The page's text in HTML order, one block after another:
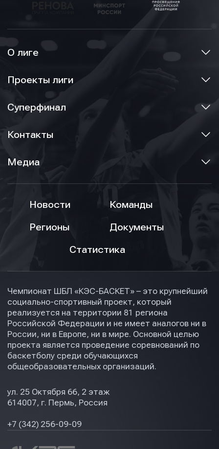
О лиге
Проекты лиги
Суперфинал
Контакты
Медиа
Новости
Команды
Регионы
Документы
Статистика
Чемпионат ШБЛ «КЭС-БАСКЕТ» – это крупнейший
социально-спортивный проект, который
реализуется на территории 81 региона
Российской Федерации и не имеет аналогов ни в
России, ни в Европе, ни в мире. Основной целью
проекта является проведение соревнований по
баскетболу среди обучающихся
общеобразовательных организаций.
ул. 25 Октября 66, 2 этаж
614007, г. Пермь, Россия
+7 (342) 256-09-09